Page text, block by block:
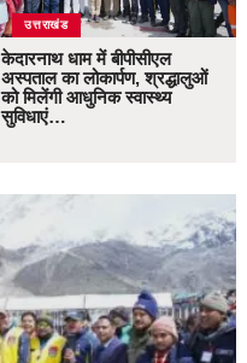
उत्तराखंड
केदारनाथ धाम में बीपीसीएल
अस्पताल का लोकार्पण, श्रद्धालुओं
को मिलेंगी आधुनिक स्वास्थ्य
सुविधाएं…